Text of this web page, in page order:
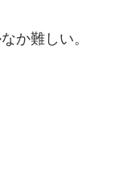
か難しい。